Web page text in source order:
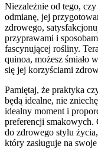
Niezależnie od tego, czy
odmianę, jej
zdrowego,
przyprawami i
fascynującej rośliny.
quinoa, możesz śmiało
się jej korzyściami
Pamiętaj, że praktyka
będą idealne, nie
idealny moment i
preferencji smakowych.
do zdrowego stylu
który zasługuje na